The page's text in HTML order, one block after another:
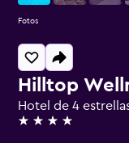
Hilltop
Hotel de 4
4 estrellas
Fotos